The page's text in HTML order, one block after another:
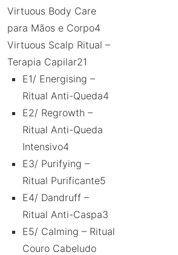
Virtuous Body Care
para Mãos e Corpo4
Virtuous Scalp Ritual –
Terapia Capilar21
E1/ Energising –
Ritual Anti-Queda4
E2/ Regrowth –
Ritual Anti-Queda
Intensivo4
E3/ Purifying –
Ritual Purificante5
E4/ Dandruff –
Ritual Anti-Caspa3
E5/ Calming – Ritual
Couro Cabeludo